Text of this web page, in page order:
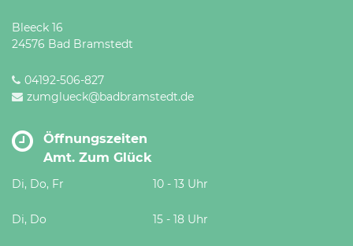
Bleeck 16
24576 Bad Bramstedt
04192-506-827
zumglueck@badbramstedt.de
Öffnungszeiten
Amt. Zum Glück
Di, Do, Fr 10 - 13 Uhr
Di, Do 15 - 18 Uhr